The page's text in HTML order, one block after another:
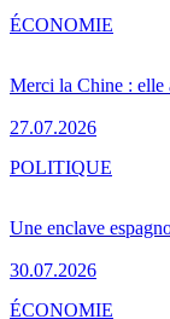
Merci la Chine : elle
27.07.2026
ÉCONOMIE
Une enclave
30.07.2026
POLITIQUE
ÉCONOMIE